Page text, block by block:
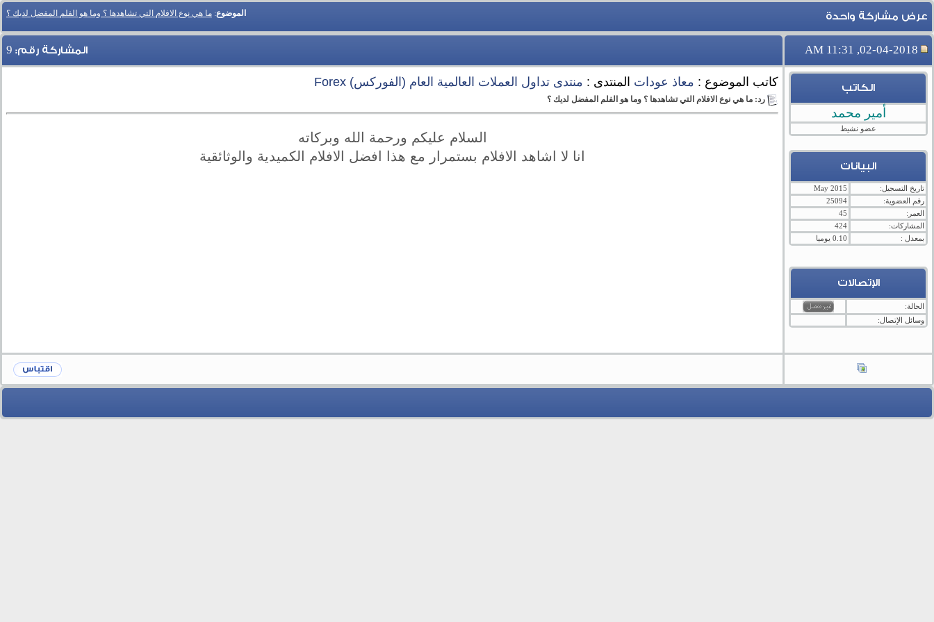
الموضوع: ما هي نوع الافلام التي تشاهدها ؟ وما هو الفلم المفضل لديك ؟ عرض مشاركة واحدة
02-04-2018, 11:31 AM المشاركة رقم: 9
الكاتب
أمير محمد
عضو نشيط
البيانات
تاريخ التسجيل:
May 2015
رقم العضوية:
25094
العمر:
45
المشاركات:
424
بمعدل :
0.10 يوميا
الإتصالات
الحالة:
وسائل الإتصال:
كاتب الموضوع : معاذ عودات المنتدى : منتدى تداول العملات العالمية العام (الفوركس) Forex
رد: ما هي نوع الافلام التي تشاهدها ؟ وما هو الفلم المفضل لديك ؟
السلام عليكم ورحمة الله وبركاته
انا لا اشاهد الافلام بستمرار مع هذا افضل الافلام الكميدية والوثائقية